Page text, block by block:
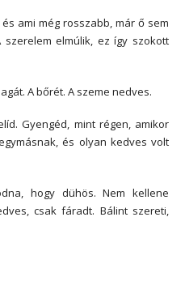
ami még rosszabb, már ő sem
elmúlik, ez így szokott
A bőrét. A szeme nedves.
Gyengéd, mint régen, amikor
és olyan kedves volt
hogy dühös. Nem kellene
csak fáradt. Bálint szereti,